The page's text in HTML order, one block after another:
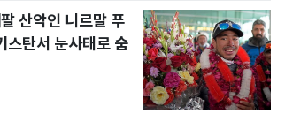
산악인 니르말 푸
스탄서 눈사태로 숨